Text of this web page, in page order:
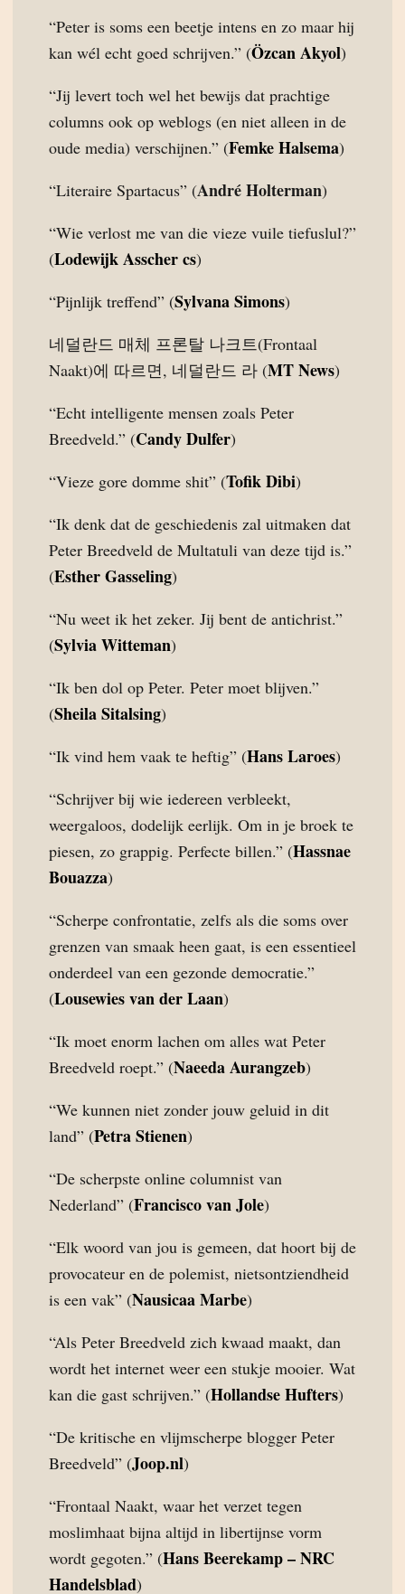
“Peter is soms een beetje intens en zo maar hij
kan wél echt goed schrijven.” (Özcan Akyol)
“Jij levert toch wel het bewijs dat prachtige
columns ook op weblogs (en niet alleen in de
oude media) verschijnen.” (Femke Halsema)
“Literaire Spartacus” (André Holterman)
“Wie verlost me van die vieze vuile tiefuslul?”
(Lodewijk Asscher cs)
“Pijnlijk treffend” (Sylvana Simons)
네덜란드 매체 프론탈 나크트(Frontaal
Naakt)에 따르면, 네덜란드 라 (MT News)
“Echt intelligente mensen zoals Peter
Breedveld.” (Candy Dulfer)
“Vieze gore domme shit” (Tofik Dibi)
“Ik denk dat de geschiedenis zal uitmaken dat
Peter Breedveld de Multatuli van deze tijd is.”
(Esther Gasseling)
“Nu weet ik het zeker. Jij bent de antichrist.”
(Sylvia Witteman)
“Ik ben dol op Peter. Peter moet blijven.”
(Sheila Sitalsing)
“Ik vind hem vaak te heftig” (Hans Laroes)
“Schrijver bij wie iedereen verbleekt,
weergaloos, dodelijk eerlijk. Om in je broek te
piesen, zo grappig. Perfecte billen.” (Hassnae
Bouazza)
“Scherpe confrontatie, zelfs als die soms over
grenzen van smaak heen gaat, is een essentieel
onderdeel van een gezonde democratie.”
(Lousewies van der Laan)
“Ik moet enorm lachen om alles wat Peter
Breedveld roept.” (Naeeda Aurangzeb)
“We kunnen niet zonder jouw geluid in dit
land” (Petra Stienen)
“De scherpste online columnist van
Nederland” (Francisco van Jole)
“Elk woord van jou is gemeen, dat hoort bij de
provocateur en de polemist, nietsontziendheid
is een vak” (Nausicaa Marbe)
“Als Peter Breedveld zich kwaad maakt, dan
wordt het internet weer een stukje mooier. Wat
kan die gast schrijven.” (Hollandse Hufters)
“De kritische en vlijmscherpe blogger Peter
Breedveld” (Joop.nl)
“Frontaal Naakt, waar het verzet tegen
moslimhaat bijna altijd in libertijnse vorm
wordt gegoten.” (Hans Beerekamp – NRC
Handelsblad)